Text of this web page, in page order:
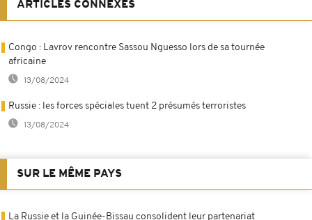
ARTICLES CONNEXES
Congo : Lavrov rencontre Sassou Nguesso lors de sa tournée
africaine
13/08/2024
Russie : les forces spéciales tuent 2 présumés terroristes
13/08/2024
SUR LE MÊME PAYS
La Russie et la Guinée-Bissau consolident leur partenariat